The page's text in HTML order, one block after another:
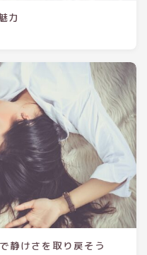
力
静けさを取り戻そう